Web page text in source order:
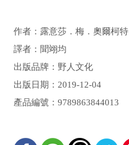
作者：露意莎．梅．奧爾柯
著；法蘭克．T．麥瑞爾
譯者：聞翊均
出版品牌：野人文化
出版日期：2019-12-04
產品編號：9789863844013